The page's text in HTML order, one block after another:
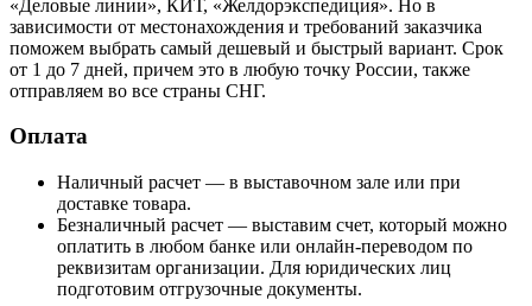
«Деловые линии», КИТ, «Желдорэкспедиция». Но в
зависимости от местонахождения и требований заказчика
поможем выбрать самый дешевый и быстрый вариант. Срок
от 1 до 7 дней, причем это в любую точку России, также
отправляем во все страны СНГ.
Оплата
Наличный расчет — в выставочном зале или при
доставке товара.
Безналичный расчет — выставим счет, который можно
оплатить в любом банке или онлайн-переводом по
реквизитам организации. Для юридических лиц
подготовим отгрузочные документы.